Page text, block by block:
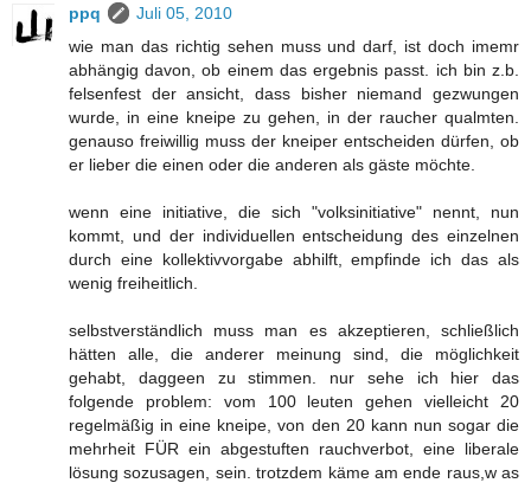
ppq
Juli 05, 2010
wie man das richtig sehen muss und darf, ist doch imemr
abhängig davon, ob einem das ergebnis passt. ich bin z.b.
felsenfest der ansicht, dass bisher niemand gezwungen
wurde, in eine kneipe zu gehen, in der raucher qualmten.
genauso freiwillig muss der kneiper entscheiden dürfen, ob
er lieber die einen oder die anderen als gäste möchte.
wenn eine initiative, die sich "volksinitiative" nennt, nun
kommt, und der individuellen entscheidung des einzelnen
durch eine kollektivvorgabe abhilft, empfinde ich das als
wenig freiheitlich.
selbstverständlich muss man es akzeptieren, schließlich
hätten alle, die anderer meinung sind, die möglichkeit
gehabt, daggeen zu stimmen. nur sehe ich hier das
folgende problem: vom 100 leuten gehen vielleicht 20
regelmäßig in eine kneipe, von den 20 kann nun sogar die
mehrheit FÜR ein abgestuften rauchverbot, eine liberale
lösung sozusagen, sein. trotzdem käme am ende raus,w as